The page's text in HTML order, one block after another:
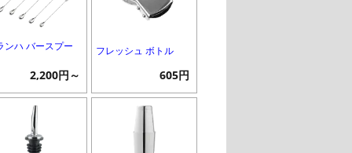
ンハ バースプー
2,200円～
フレッシュ ボトル
605円